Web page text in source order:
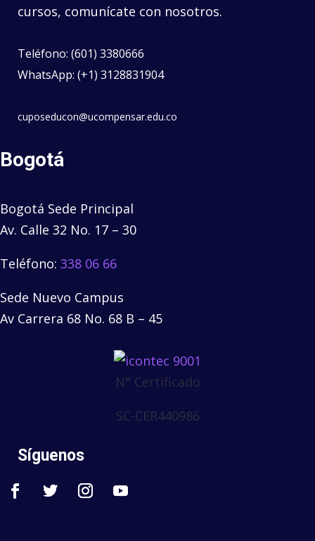
cursos, comunícate con nosotros.
Teléfono: (601) 3380666
WhatsApp: (+1) 3128831904
cuposeducon@ucompensar.edu.co
Bogotá
Bogotá Sede Principal
Av. Calle 32 No. 17 – 30
Teléfono: 338 06 66
Sede Nuevo Campus
Av Carrera 68 No. 68 B – 45
N° Certificado
SC-CER440986
Síguenos